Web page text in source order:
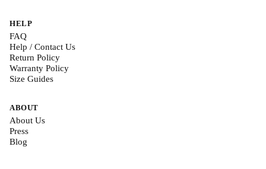
HELP
FAQ
Help / Contact Us
Return Policy
Warranty Policy
Size Guides
ABOUT
About Us
Press
Blog